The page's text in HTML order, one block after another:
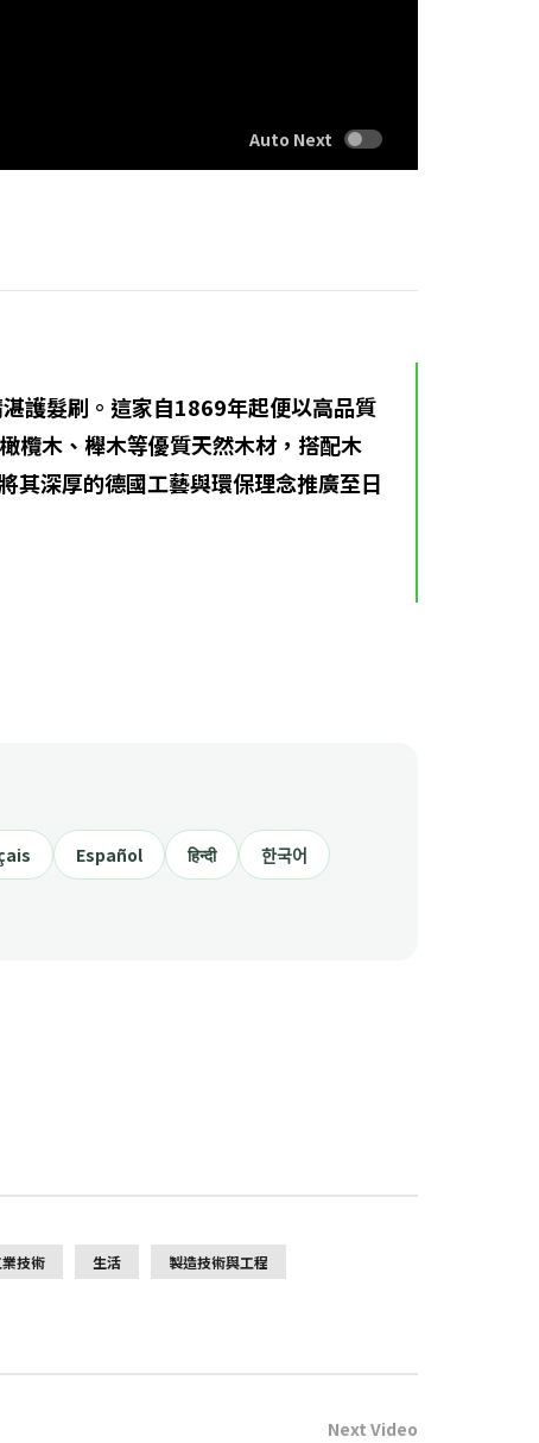
Auto Next
護髮刷。這家自1869年起便以高品質
欖木、櫸木等優質天然木材，搭配木
其深厚的德國工藝與環保理念推廣至日
Español हिन्दी 한국어
技術 生活 製造技術與工程
Next Video